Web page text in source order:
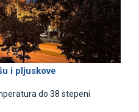
i pljuskove
do 38 stepeni